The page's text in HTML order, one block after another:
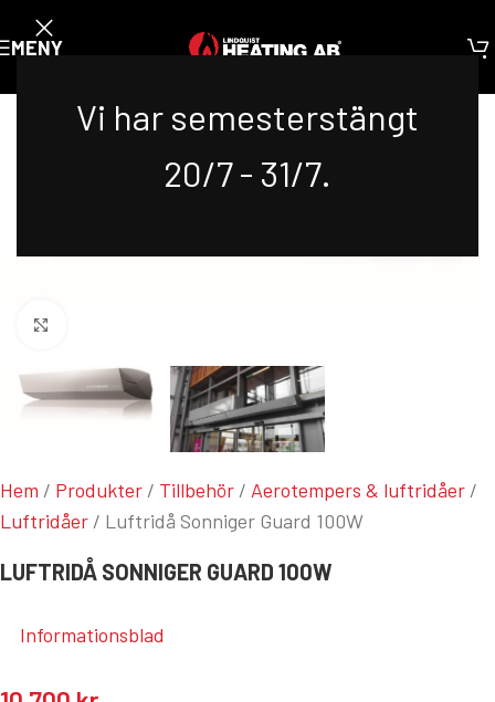
Vi har semesterstängt
20/7 - 31/7.
MENY
Hem / Produkter / Tillbehör / Aerotempers & luftridåer /
Luftridåer / Luftridå Sonniger Guard 100W
LUFTRIDÅ SONNIGER GUARD 100W
Informationsblad